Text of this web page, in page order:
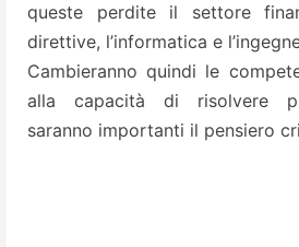
queste perdite il settore
direttive, l’informatica e
Cambieranno quindi le
alla capacità di risolvere
saranno importanti il pensiero